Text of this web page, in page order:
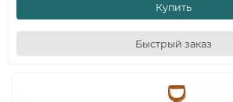
Купить
Быстрый заказ